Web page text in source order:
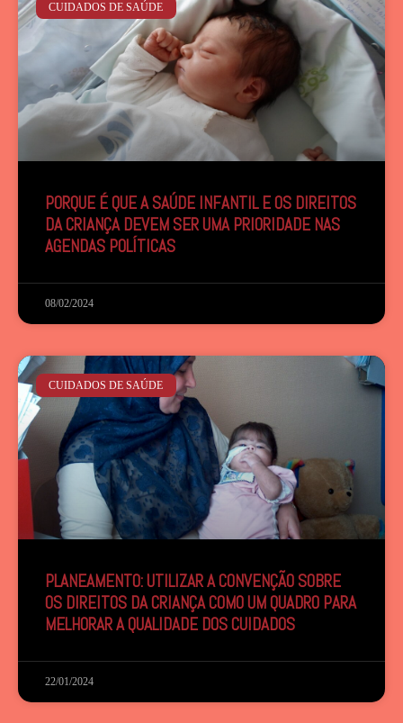
CUIDADOS DE SAÚDE
PORQUE É QUE A SAÚDE INFANTIL E OS DIREITOS
DA CRIANÇA DEVEM SER UMA PRIORIDADE NAS
AGENDAS POLÍTICAS
08/02/2024
CUIDADOS DE SAÚDE
PLANEAMENTO: UTILIZAR A CONVENÇÃO SOBRE
OS DIREITOS DA CRIANÇA COMO UM QUADRO PARA
MELHORAR A QUALIDADE DOS CUIDADOS
22/01/2024